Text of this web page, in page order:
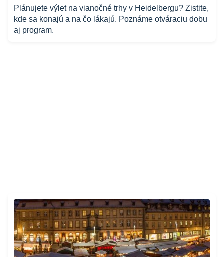
Plánujete výlet na vianočné trhy v Heidelbergu? Zistite,
kde sa konajú a na čo lákajú. Poznáme otváraciu dobu
aj program.